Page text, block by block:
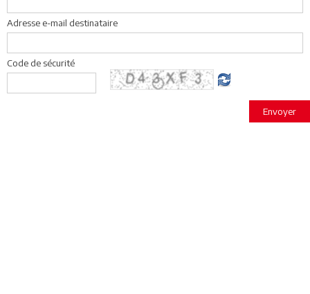
Adresse e-mail destinataire
Code de sécurité
Envoyer